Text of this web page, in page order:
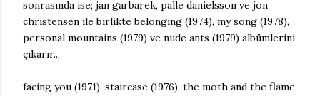
sonrasında ise; jan garbarek, palle danielsson ve jon
christensen ile birlikte belonging (1974), my song (1978),
personal mountains (1979) ve nude ants (1979) albümlerini
çıkarır...
facing you (1971), staircase (1976), the moth and the flame